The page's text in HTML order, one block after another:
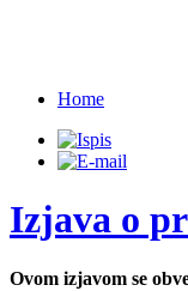
Home
Izjava o
Ovom izjavom se